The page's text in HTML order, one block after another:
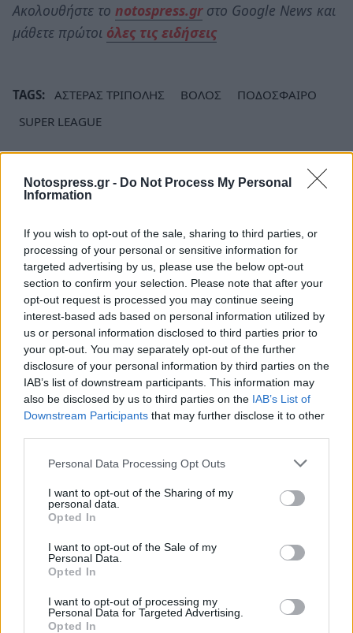
Notospress.gr - Do Not Process My Personal
Information
If you wish to opt-out of the sale, sharing to third parties, or
processing of your personal or sensitive information for
targeted advertising by us, please use the below opt-out
section to confirm your selection. Please note that after your
opt-out request is processed you may continue seeing
interest-based ads based on personal information utilized by
us or personal information disclosed to third parties prior to
your opt-out. You may separately opt-out of the further
disclosure of your personal information by third parties on the
IAB’s list of downstream participants. This information may
also be disclosed by us to third parties on the IAB’s List of
Downstream Participants that may further disclose it to other
Personal Data Processing Opt Outs
I want to opt-out of the Sharing of my
personal data.
Opted In
I want to opt-out of the Sale of my
Personal Data.
Opted In
I want to opt-out of processing my
Personal Data for Targeted Advertising.
Opted In
Ακολουθήστε το notospress.grστο Google News και
μάθετε πρώτοι όλες τις ειδήσεις
TAGS: ΑΣΤΕΡΑΣ ΤΡΙΠΟΛΗΣ ΒΟΛΟΣ
ΠΟΔΟΣΦΑΙΡΟ
SUPER LEAGUE